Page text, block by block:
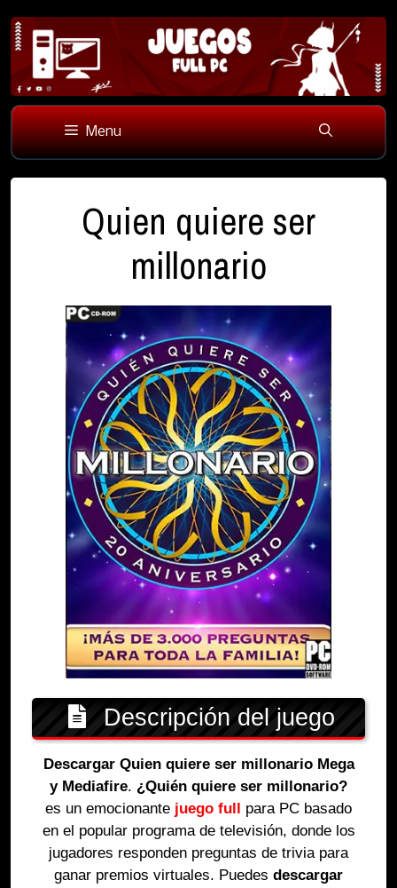
Skip
to
content
Menu
Quien quiere ser
millonario
Descripción del juego
Descargar Quien quiere ser millonario Mega
y Mediafire. ¿Quién quiere ser millonario?
es un emocionante juego full
para PC basado
en el popular programa de televisión, donde los
jugadores responden preguntas de trivia para
ganar premios virtuales. Puedes descargar